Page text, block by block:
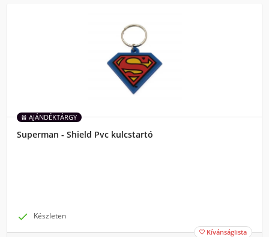
AJÁNDÉKTÁRGY
Superman - Shield Pvc kulcstartó
 Készleten
 Kívánságlista